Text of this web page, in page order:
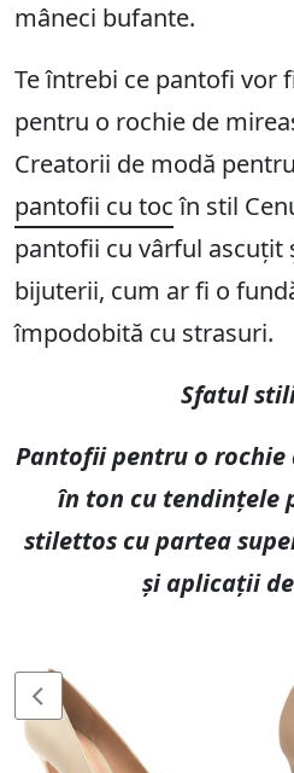
mâneci bufante.
Te întrebi ce pantofi vor
pentru o rochie de
Creatorii de modă
pantofii cu tocîn stil
pantofii cu vârful ascuțit
bijuterii, cum ar fi o
împodobită cu strasuri.
Sfatul
Pantofii pentru o rochie
în ton cu tendințele
stilettos cu partea
și aplicații